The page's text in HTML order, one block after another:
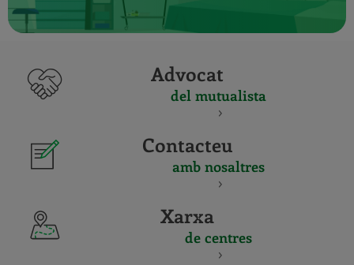
Advocat
del mutualista
Contacteu
amb nosaltres
Xarxa
de centres